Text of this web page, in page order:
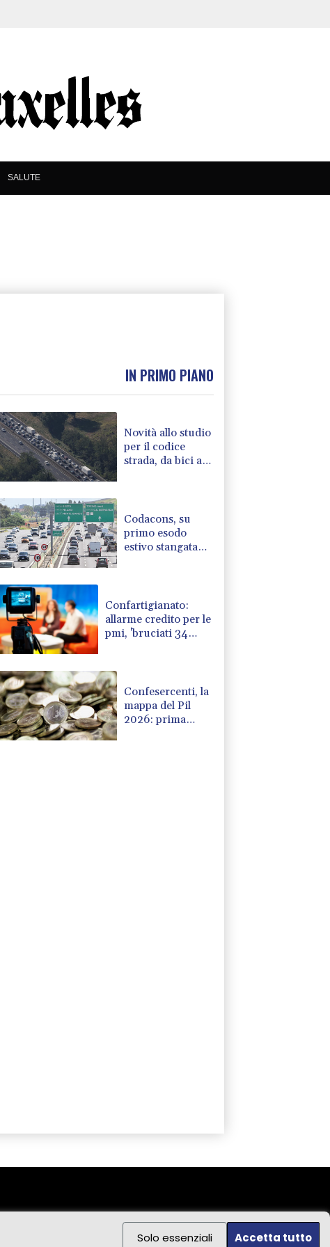
Solo essenziali Accetta tutto
SALUTE
IN PRIMO PIANO
Novità allo studio
per il codice
strada, da bici a
Codacons, su
primo esodo
estivo stangata
Confartigianato:
allarme credito per le
pmi, 'bruciati 34
Confesercenti, la
mappa del Pil
2026: prima